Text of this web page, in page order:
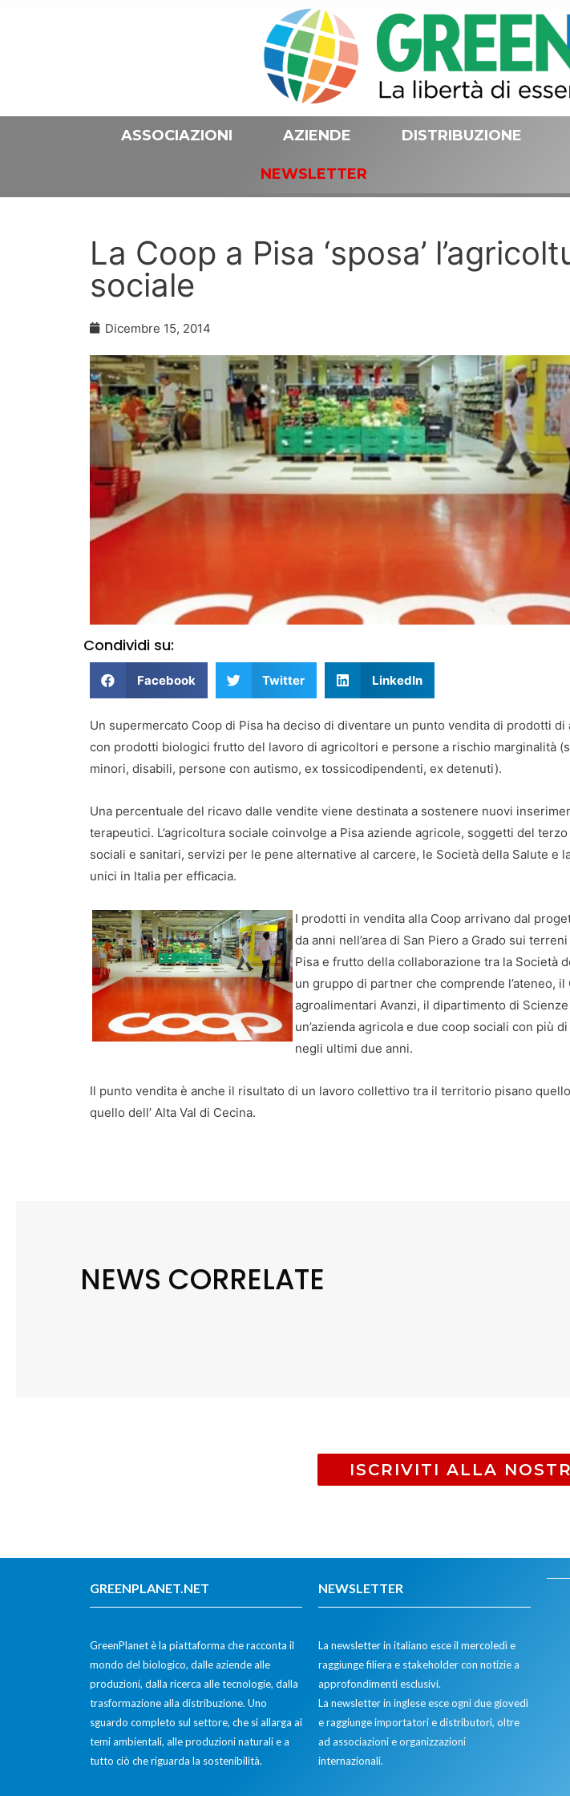
ASSOCIAZIONI AZIENDE DISTRIBUZIONE
NEWSLETTER
La Coop a Pisa ‘sposa’
sociale
Dicembre 15, 2014
Condividi su:
Facebook Twitter LinkedIn
Un supermercato Coop di Pisa ha deciso di diventare un punto vendita di prodotti di
con prodotti biologici frutto del lavoro di agricoltori e persone a rischio marginalità
minori, disabili, persone con autismo, ex tossicodipendenti, ex detenuti).
Una percentuale del ricavo dalle vendite viene destinata a sostenere nuovi
terapeutici. L’agricoltura sociale coinvolge a Pisa aziende agricole, soggetti del
sociali e sanitari, servizi per le pene alternative al carcere, le Società della Salute e
unici in Italia per efficacia.
I prodotti in vendita alla Coop arrivano dal
da anni nell’area di San Piero a Grado sui
Pisa e frutto della collaborazione tra la Società
un gruppo di partner che comprende l’ateneo,
agroalimentari Avanzi, il dipartimento di
un’azienda agricola e due coop sociali con più
negli ultimi due anni.
Il punto vendita è anche il risultato di un lavoro collettivo tra il territorio pisano
quello dell’ Alta Val di Cecina.
NEWS CORRELATE
ISCRIVITI ALLA
GREENPLANET.NET
GreenPlanet è la piattaforma che racconta il
mondo del biologico, dalle aziende alle
produzioni, dalla ricerca alle tecnologie, dalla
trasformazione alla distribuzione. Uno
sguardo completo sul settore, che si allarga ai
temi ambientali, alle produzioni naturali e a
tutto ciò che riguarda la sostenibilità.
NEWSLETTER
La newsletter in italiano esce il mercoledì e
raggiunge filiera e stakeholder con notizie a
approfondimenti esclusivi.
La newsletter in inglese esce ogni due giovedì
e raggiunge importatori e distributori, oltre
ad associazioni e organizzazioni
internazionali.